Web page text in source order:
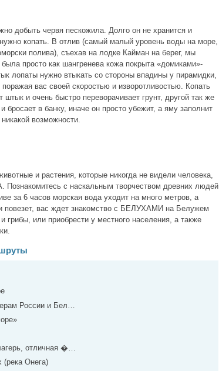
добыть червя пескожила. Долго он не хранится и
копать. В отлив (самый малый уровень воды на море,
полива), съехав на лодке Кайман на берег, мы
просто как шангренева кожа покрыта «домиками»-
лопаты нужно втыкать со стороны впадины у пирамидки,
вас своей скоростью и изворотливостью. Копать
и очень быстро переворачивает грунт, другой так же
бросает в банку, иначе он просто убежит, а яму заполнит
возможности.
и растения, которые никогда не видели человека,
Познакомитесь с наскальным творчеством древних людей
за 6 часов морская вода уходит на много метров, а
повезет, вас ждет знакомство с БЕЛУХАМИ на Белужем
или приобрести у местного населения, а также
России и Бел…
отличная �…
Онега)